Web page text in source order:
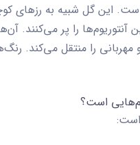
است. این گل شبیه به
را پر می‌کنند.
را منتقل می‌کند.